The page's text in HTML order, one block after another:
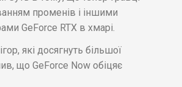
променів і іншими
GeForce RTX в хмарі.
які досягнуть більшої
що GeForce Now обіцяє